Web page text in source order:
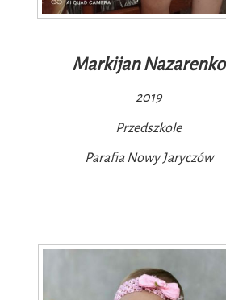
Markijan Nazarenko
2019
Przedszkole
Parafia Nowy Jaryczów